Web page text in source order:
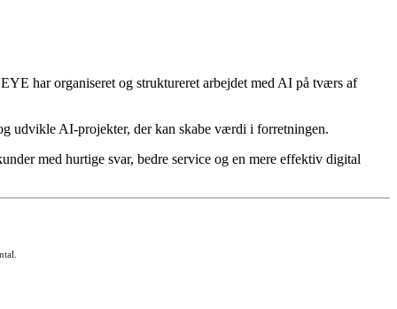
har organiseret og struktureret arbejdet med AI på tværs af
udvikle AI-projekter, der kan skabe værdi i forretningen.
med hurtige svar, bedre service og en mere effektiv digital